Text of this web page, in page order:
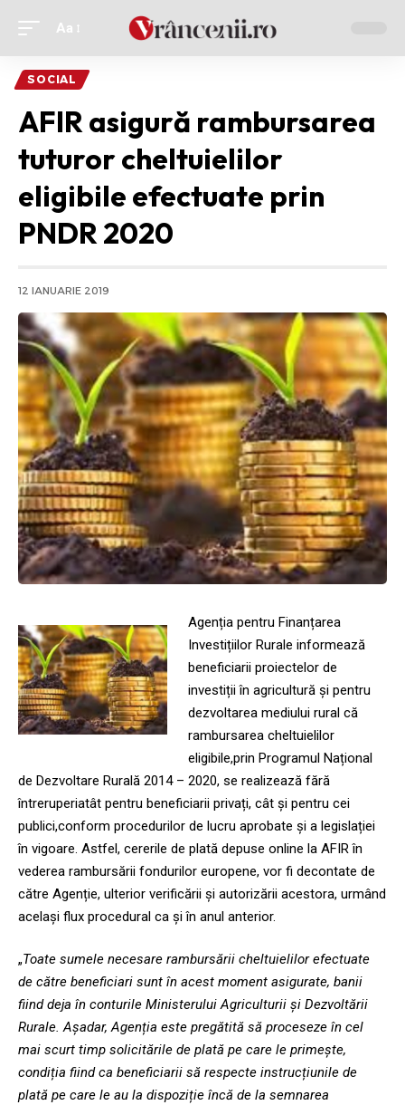
Ajustor
font
Aa
SOCIAL
AFIR asigură rambursarea
tuturor cheltuielilor
eligibile efectuate prin
PNDR 2020
12 IANUARIE 2019
Agenția pentru Finanțarea
Investițiilor Rurale informează
beneficiarii proiectelor de
investiții în agricultură și pentru
dezvoltarea mediului rural că
rambursarea cheltuielilor
eligibile,prin Programul Național
de Dezvoltare Rurală 2014 – 2020, se realizează fără
întreruperiatât pentru beneficiarii privați, cât și pentru cei
publici,conform procedurilor de lucru aprobate și a legislației
în vigoare. Astfel, cererile de plată depuse online la AFIR în
vederea rambursării fondurilor europene, vor fi decontate de
către Agenție, ulterior verificării și autorizării acestora, urmând
același flux procedural ca și în anul anterior.
„Toate sumele necesare rambursării cheltuielilor efectuate
de către beneficiari sunt în acest moment asigurate, banii
fiind deja în conturile Ministerului Agriculturii și Dezvoltării
Rurale. Așadar, Agenția este pregătită să proceseze în cel
mai scurt timp solicitările de plată pe care le primește,
condiția fiind ca beneficiarii să respecte instrucțiunile de
plată pe care le au la dispoziție încă de la semnarea